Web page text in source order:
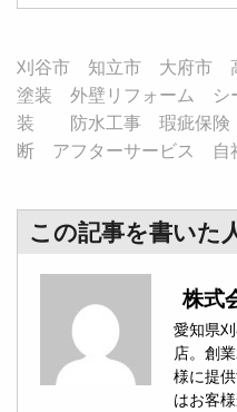
刈谷市 知立市 大府市
塗装 外壁リフォーム シ
装 防水工事 瑕疵保険
断 アフターサービス 自
この記事を書いた
株式
愛知県
店。創
様に提
はお客